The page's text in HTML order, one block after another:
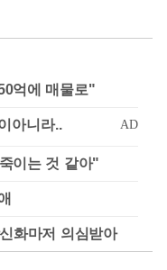
억에 매물로"
이는 것 같아"
화마저 의심받아